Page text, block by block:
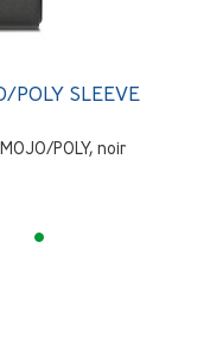
POLY SLEEVE
POLY, noir